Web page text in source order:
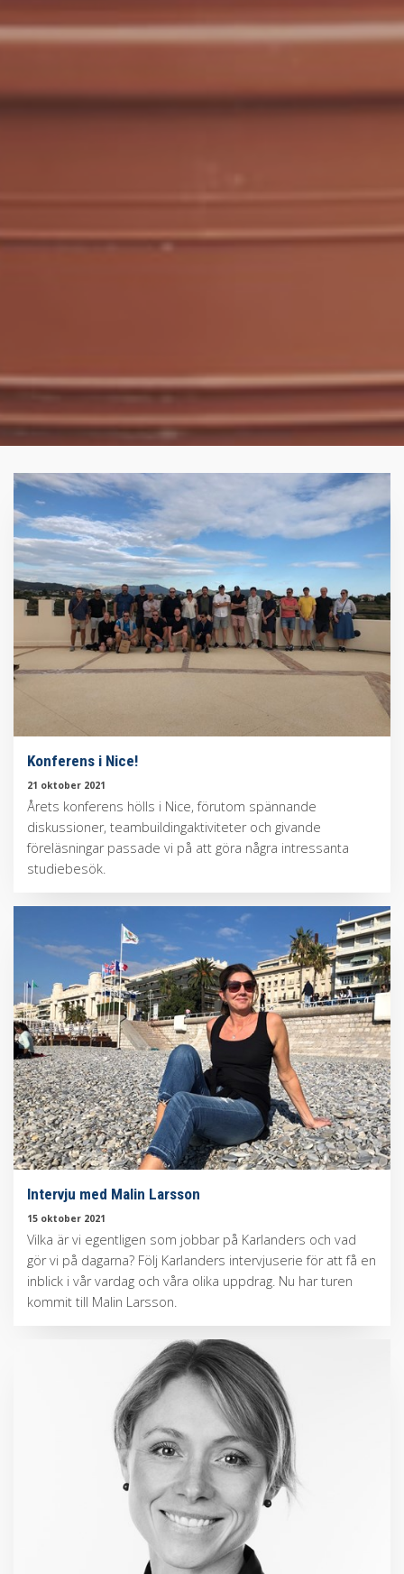
Konferens i Nice!
21 oktober 2021
Årets konferens hölls i Nice, förutom spännande
diskussioner, teambuildingaktiviteter och givande
föreläsningar passade vi på att göra några intressanta
studiebesök.
Intervju med Malin Larsson
15 oktober 2021
Vilka är vi egentligen som jobbar på Karlanders och vad
gör vi på dagarna? Följ Karlanders intervjuserie för att få en
inblick i vår vardag och våra olika uppdrag. Nu har turen
kommit till Malin Larsson.